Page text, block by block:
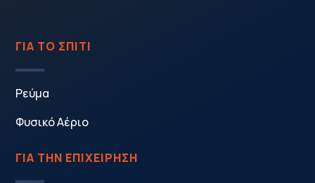
ΓΙΑ ΤΟ ΣΠΙΤΙ
Ρεύμα
Φυσικό Αέριο
ΓΙΑ ΤΗΝ ΕΠΙΧΕΙΡΗΣΗ